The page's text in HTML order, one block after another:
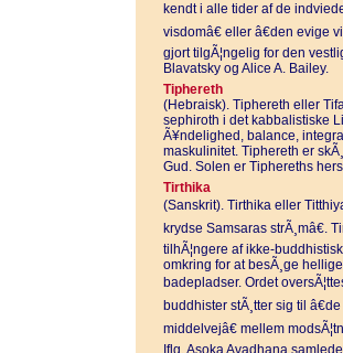
kendt i alle tider af de
visdomâ€ eller â€den evige
gjort tilgÃ¦ngelig for den
Blavatsky og Alice A. Bailey.
Tiphereth
(Hebraisk). Tiphereth eller
sephiroth i det kabbalistiske
Ã¥ndelighed, balance,
maskulinitet. Tiphereth er
Gud. Solen er Tiphereths
Tirthika
(Sanskrit). Tirthika eller
krydse Samsaras strÃ¸mâ€.
tilhÃ¦ngere af ikke-
omkring for at besÃ¸ge
badepladser. Ordet
buddhister stÃ¸tter sig til
middelvejâ€ mellem
Iflg. Asoka Avadhana